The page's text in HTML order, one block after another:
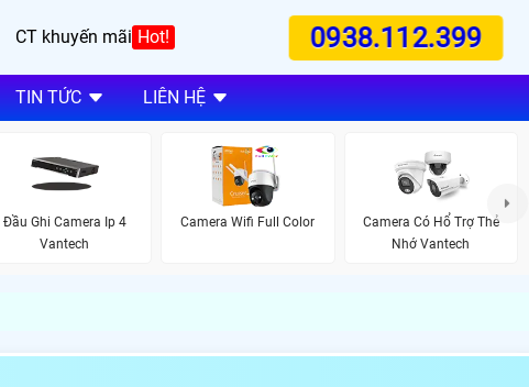
CT khuyến mãi Hot! 0938.112.399
TIN TỨC LIÊN HỆ
Đầu Ghi Camera Ip 4
Vantech
Camera Wifi Full Color
Camera Có Hổ Trợ Thẻ
Nhớ Vantech